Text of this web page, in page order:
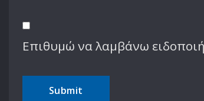
Επιθυμώ να λαμβάνω